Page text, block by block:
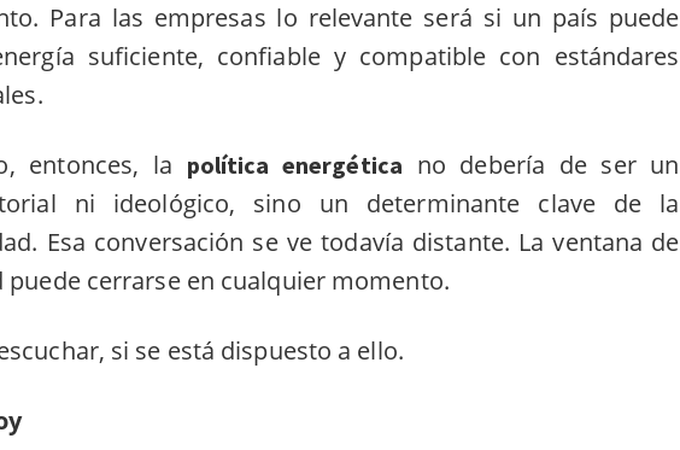
Para las empresas lo relevante será si un país puede
suficiente, confiable y compatible con estándares
entonces, la política energética no debería de ser un
ni ideológico, sino un determinante clave de la
Esa conversación se ve todavía distante. La ventana de
cerrarse en cualquier momento.
si se está dispuesto a ello.